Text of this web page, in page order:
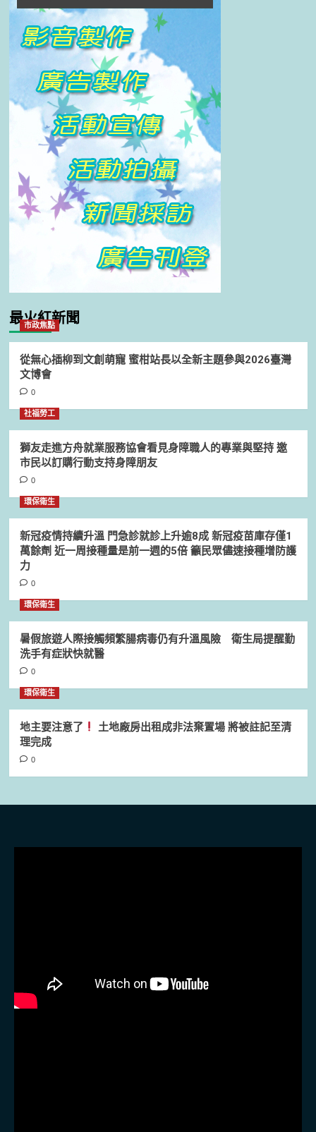
最火紅新聞
市政焦點
從無心插柳到文創萌寵 蜜柑站長以全新主題參與2026臺灣
文博會
0
社福勞工
獅友走進方舟就業服務協會看見身障職人的專業與堅持 邀
市民以訂購行動支持身障朋友
0
環保衛生
新冠疫情持續升溫 門急診就診上升逾8成 新冠疫苗庫存僅1
萬餘劑 近一周接種量是前一週的5倍 籲民眾儘速接種增防護
力
0
環保衛生
暑假旅遊人際接觸頻繁腸病毒仍有升溫風險 衛生局提醒勤
洗手有症狀快就醫
0
環保衛生
地主要注意了
土地廠房出租成非法棄置場 將被註記至清
理完成
0